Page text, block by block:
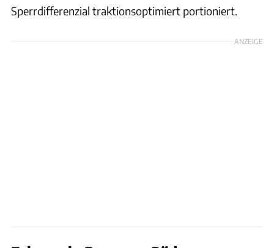
Sperrdifferenzial traktionsoptimiert portioniert.
ANZEIGE